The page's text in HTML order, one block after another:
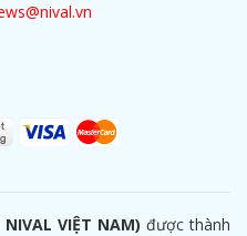
VIỆT NAM) được thành